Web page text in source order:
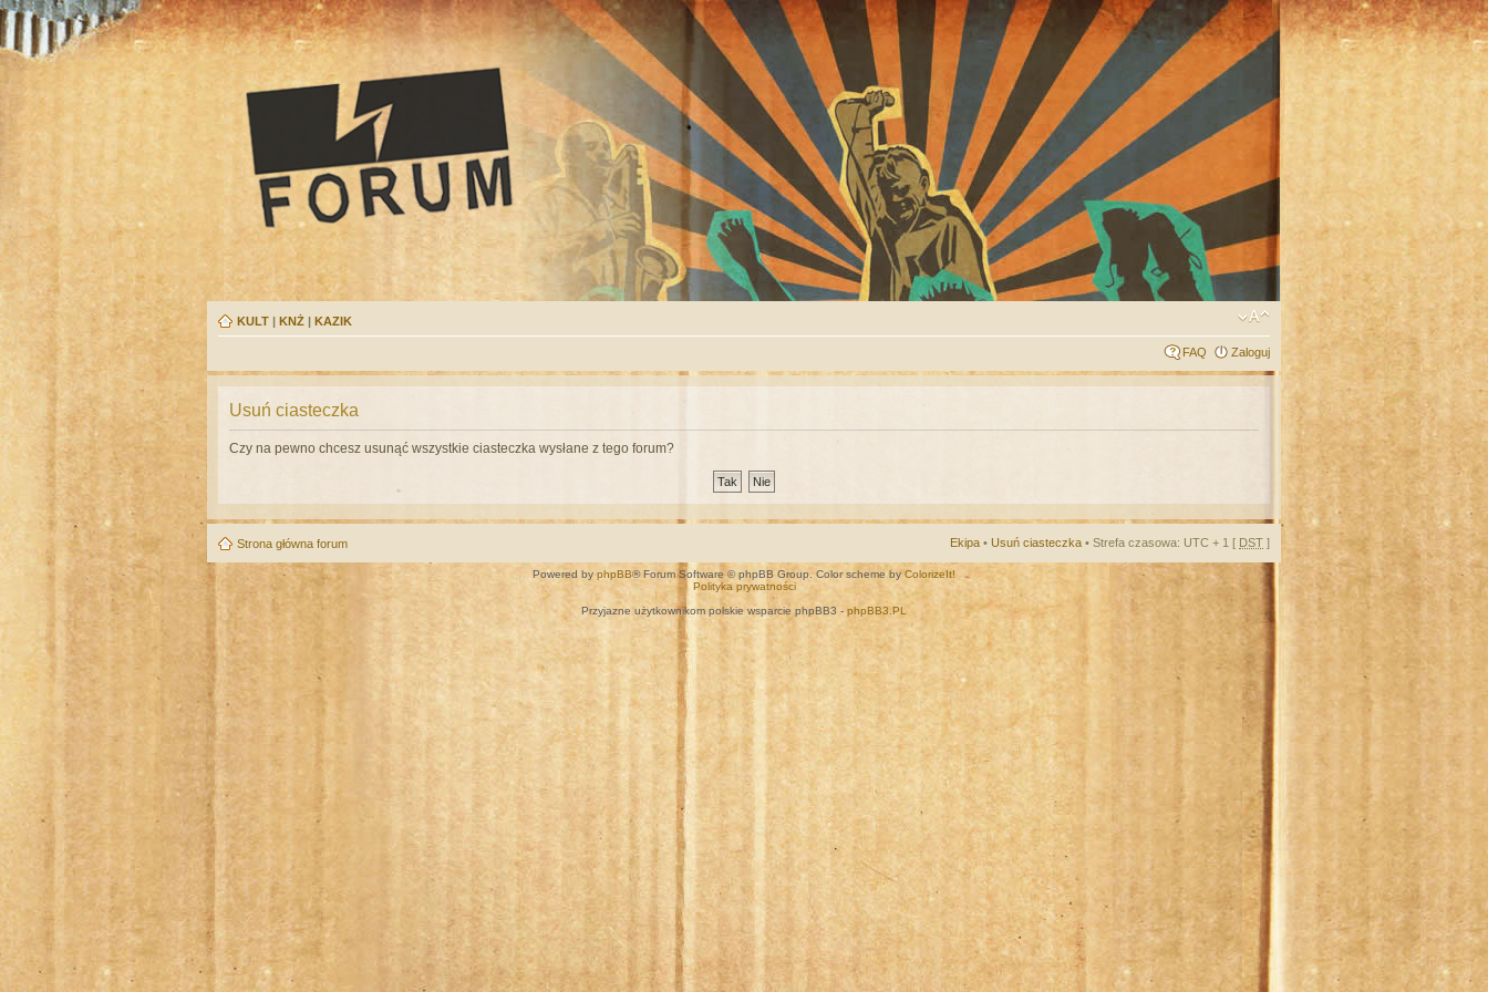
KULT | KNŻ | KAZIK
FAQ Zaloguj
Usuń ciasteczka
Czy na pewno chcesz usunąć wszystkie ciasteczka wysłane z tego forum?
Strona główna forum Ekipa • Usuń ciasteczka • Strefa czasowa: UTC + 1 [ DST ]
Powered by phpBB® Forum Software © phpBB Group. Color scheme byColorizeIt!
Polityka prywatności
Przyjazne użytkownikom polskie wsparcie phpBB3 -phpBB3.PL